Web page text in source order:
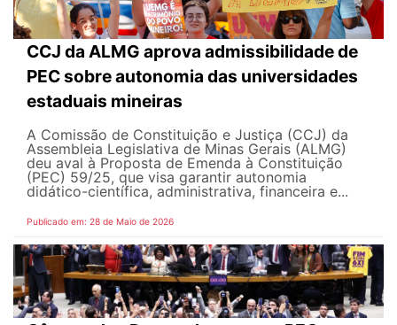
CCJ da ALMG aprova admissibilidade de
PEC sobre autonomia das universidades
estaduais mineiras
A Comissão de Constituição e Justiça (CCJ) da
Assembleia Legislativa de Minas Gerais (ALMG)
deu aval à Proposta de Emenda à Constituição
(PEC) 59/25, que visa garantir autonomia
didático-científica, administrativa, financeira e...
Publicado em: 28 de Maio de 2026